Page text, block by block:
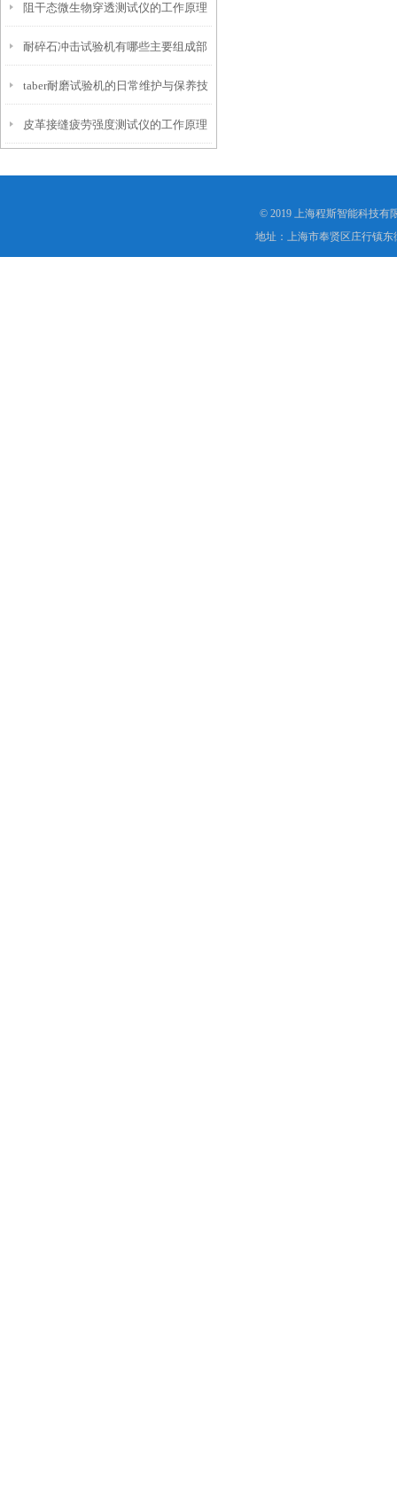
仪
阻干态微生物穿透测试仪的工作原理
解析
耐碎石冲击试验机有哪些主要组成部
分？
taber耐磨试验机的日常维护与保养技
巧
皮革接缝疲劳强度测试仪的工作原理
© 2019 上海程斯智能科技有
地址：上海市奉贤区庄行镇东